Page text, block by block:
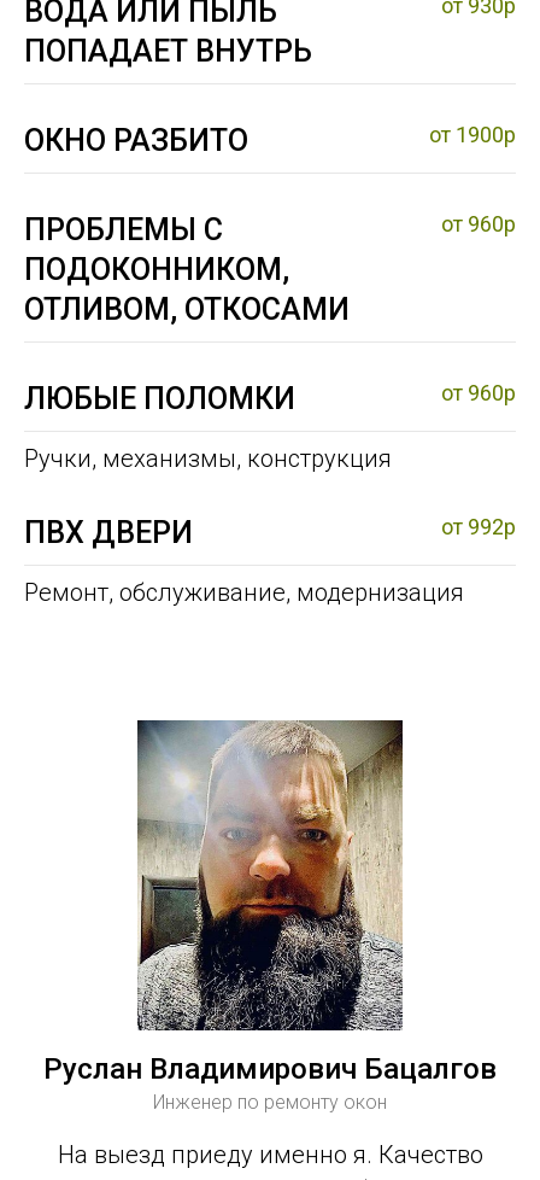
ВОДА ИЛИ ПЫЛЬ
ПОПАДАЕТ ВНУТРЬ
от 930р
ОКНО РАЗБИТО от 1900р
ПРОБЛЕМЫ С
ПОДОКОННИКОМ,
ОТЛИВОМ, ОТКОСАМИ
от 960р
ЛЮБЫЕ ПОЛОМКИ от 960р
Ручки, механизмы, конструкция
ПВХ ДВЕРИ от 992р
Ремонт, обслуживание, модернизация
Руслан Владимирович Бацалгов
Инженер по ремонту окон
На выезд приеду именно я. Качество